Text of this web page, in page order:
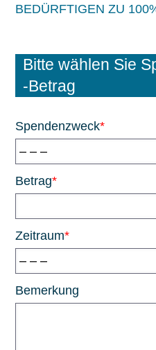
BEDÜRFTIGEN ZU
Skip form
Bitte wählen Sie
-Betrag
Spendenzweck*
– – –
Betrag*
Zeitraum*
– – –
Bemerkung